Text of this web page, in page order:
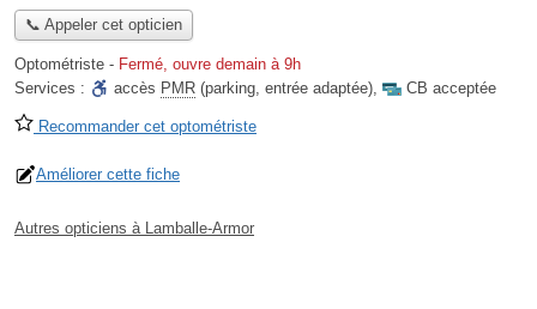
📞 Appeler cet opticien
Optométriste - Fermé, ouvre demain à 9h
Services :
accès PMR (parking, entrée adaptée), CB acceptée
Recommander cet optométriste
Améliorer cette fiche
Autres opticiens à Lamballe-Armor